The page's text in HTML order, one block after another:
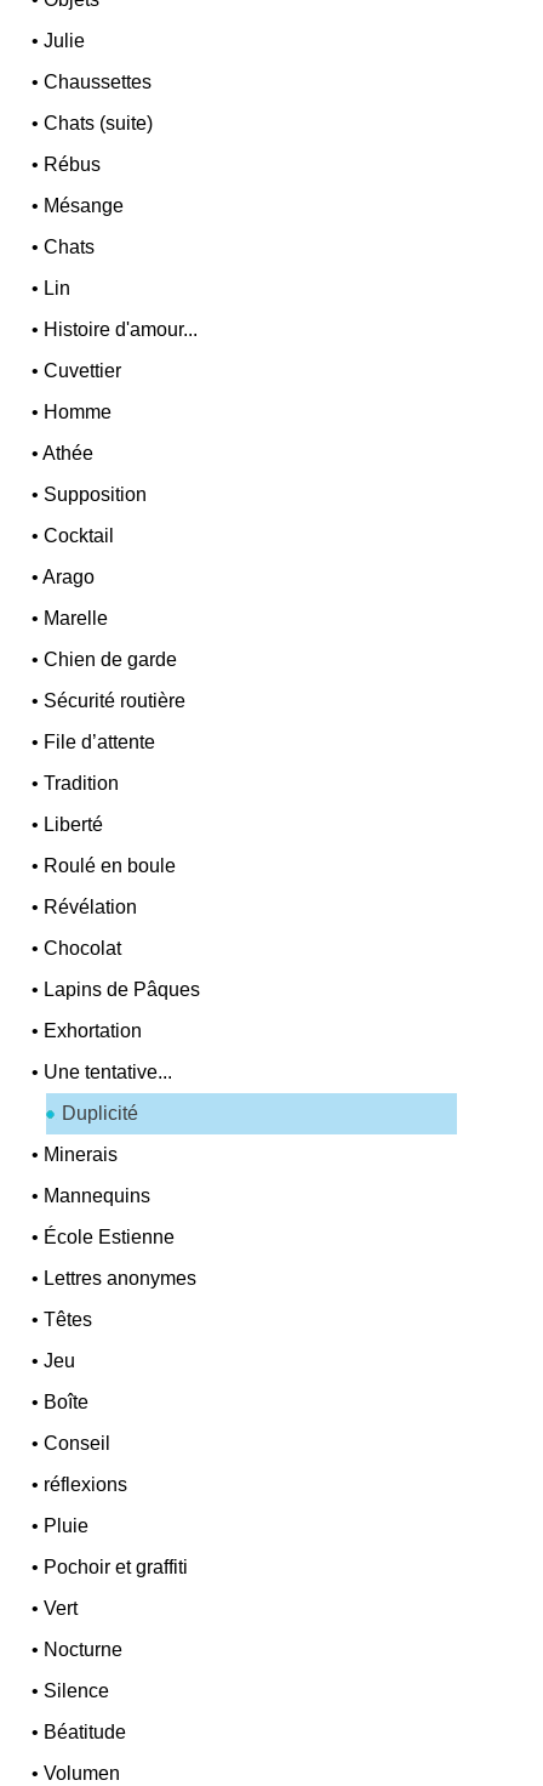
•Julie
•Chaussettes
•Chats (suite)
• Rébus
• Mésange
•Chats
• Lin
• Histoire d'amour...
•Cuvettier
• Homme
•Athée
• Supposition
•Cocktail
•Arago
• Marelle
•Chien de garde
• Sécurité routière
• File d’attente
•Tradition
• Liberté
• Roulé en boule
• Révélation
•Chocolat
• Lapins de Pâques
• Exhortation
• Une tentative...
Duplicité
• Minerais
• Mannequins
• École Estienne
• Lettres anonymes
•Têtes
•Jeu
• Boîte
•Conseil
• réflexions
• Pluie
• Pochoir et graffiti
•Vert
• Nocturne
• Silence
• Béatitude
•Volumen